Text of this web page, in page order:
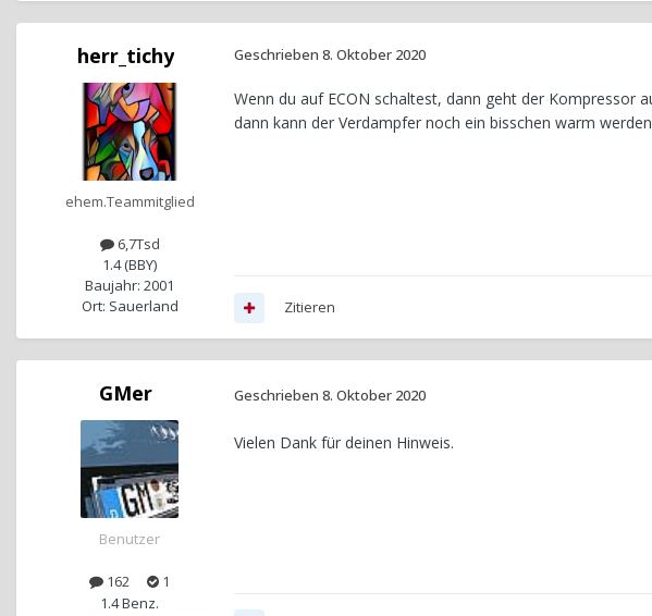
herr_tichy
ehem.Teammitglied
6,7Tsd
1.4 (BBY)
Baujahr: 2001
Ort: Sauerland
Geschrieben 8. Oktober 2020
Wenn du auf ECON schaltest, dann geht der Kompressor
dann kann der Verdampfer noch ein bisschen warm
Zitieren
GMer
Benutzer
162
1
1.4 Benz.
Geschrieben 8. Oktober 2020
Vielen Dank für deinen Hinweis.